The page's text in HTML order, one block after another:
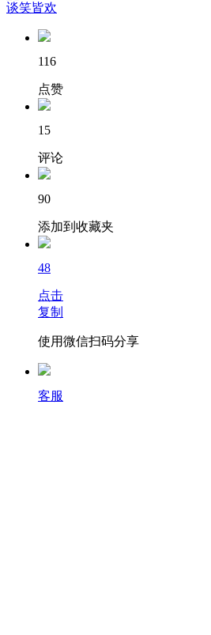
谈笑皆欢
116
点赞
15
评论
90
添加到收藏夹
48
点击
复制
使用微信扫码分享
客服